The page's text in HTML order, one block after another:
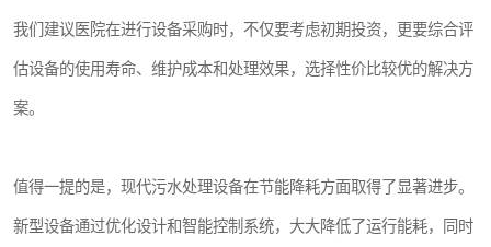
我们建议医院在进行设备采购时，不仅要考虑初期投资，更要综合评
估设备的使用寿命、维护成本和处理效果，选择性价比较优的解决方
案。
值得一提的是，现代污水处理设备在节能降耗方面取得了显著进步。
新型设备通过优化设计和智能控制系统，大大降低了运行能耗，同时